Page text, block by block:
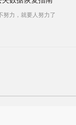
努力，就要人努力了